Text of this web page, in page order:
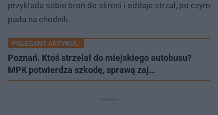
przykłada sobie broń do skroni i oddaje strzał, po czym
pada na chodnik.
POLECANY ARTYKUŁ:
Poznań. Ktoś strzelał do miejskiego autobusu?
MPK potwierdza szkodę, sprawą zaj…